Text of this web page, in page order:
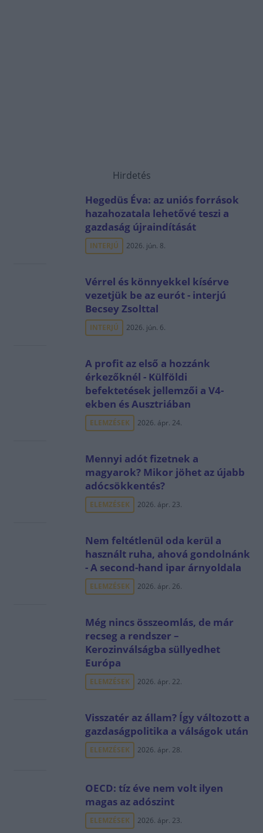
Hirdetés
Hegedüs Éva: az uniós források
hazahozatala lehetővé teszi a
gazdaság újraindítását
INTERJÚ 2026. jún. 8.
Vérrel és könnyekkel kísérve
vezetjük be az eurót - interjú
Becsey Zsolttal
INTERJÚ 2026. jún. 6.
A profit az első a hozzánk
érkezőknél - Külföldi
befektetések jellemzői a V4-
ekben és Ausztriában
ELEMZÉSEK 2026. ápr. 24.
Mennyi adót fizetnek a
magyarok? Mikor jöhet az újabb
adócsökkentés?
ELEMZÉSEK 2026. ápr. 23.
Nem feltétlenül oda kerül a
használt ruha, ahová gondolnánk
- A second-hand ipar árnyoldala
ELEMZÉSEK 2026. ápr. 26.
Még nincs összeomlás, de már
recseg a rendszer –
Kerozinválságba süllyedhet
Európa
ELEMZÉSEK 2026. ápr. 22.
Visszatér az állam? Így változott a
gazdaságpolitika a válságok után
ELEMZÉSEK 2026. ápr. 28.
OECD: tíz éve nem volt ilyen
magas az adószint
ELEMZÉSEK 2026. ápr. 23.